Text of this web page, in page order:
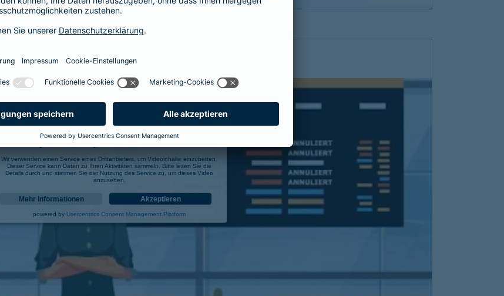
Wir verwenden einen Service eines Drittanbieters, um Videoinhalte einzubetten.
Dieser Service kann Daten zu Ihren Aktivitäten sammeln. Bitte lesen Sie die
Details durch und stimmen Sie der Nutzung des Service zu, um dieses Video
anzusehen.
Mehr Informationen Akzeptieren
powered by Usercentrics Consent Management Platform